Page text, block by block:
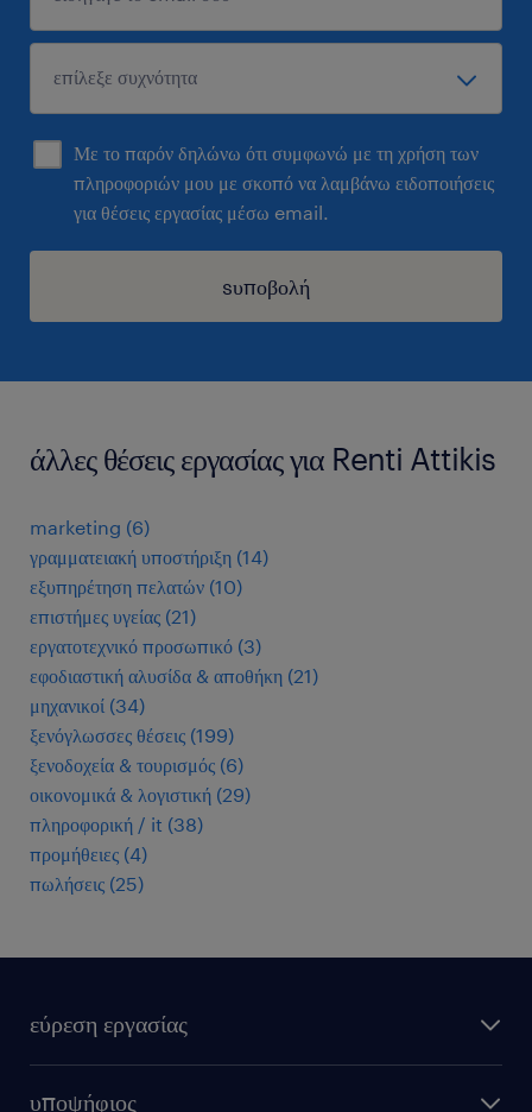
Με το παρόν δηλώνω ότι συμφωνώ με τη χρήση των
πληροφοριών μου με σκοπό να λαμβάνω ειδοποιήσεις
για θέσεις εργασίας μέσω email.
sυποβολή
άλλες θέσεις εργασίας για Renti Attikis
marketing (6)
γραμματειακή υποστήριξη (14)
εξυπηρέτηση πελατών (10)
επιστήμες υγείας (21)
εργατοτεχνικό προσωπικό (3)
εφοδιαστική αλυσίδα & αποθήκη (21)
μηχανικοί (34)
ξενόγλωσσες θέσεις (199)
ξενοδοχεία & τουρισμός (6)
οικονομικά & λογιστική (29)
πληροφορική / it (38)
προμήθειες (4)
πωλήσεις (25)
εύρεση εργασίας
υποψήφιος